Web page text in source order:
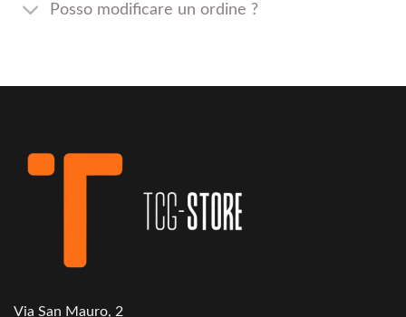
Posso modificare un ordine ?
Via San Mauro, 2